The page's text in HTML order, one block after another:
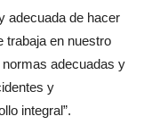
adecuada de hacer
trabaja en nuestro
adecuadas y
y
integral”.